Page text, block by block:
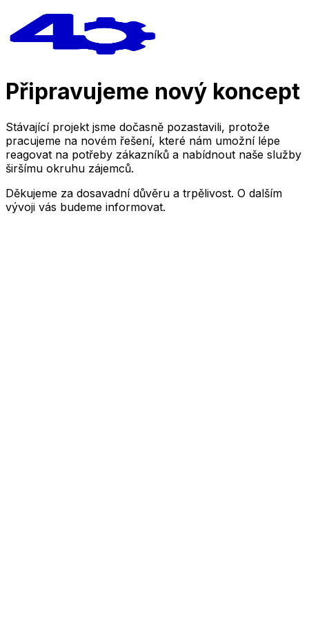
Připravujeme nový koncept
Stávající projekt jsme dočasně pozastavili, protože
pracujeme na novém řešení, které nám umožní lépe
reagovat na potřeby zákazníků a nabídnout naše služby
širšímu okruhu zájemců.
Děkujeme za dosavadní důvěru a trpělivost. O dalším
vývoji vás budeme informovat.